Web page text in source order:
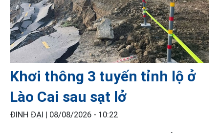
Khơi thông 3 tuyến tỉnh lộ ở
Lào Cai sau sạt lở
ĐINH ĐẠI | 08/08/2026 - 10:22